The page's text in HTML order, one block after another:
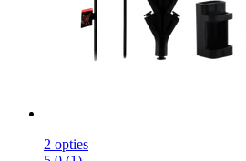
2 opties